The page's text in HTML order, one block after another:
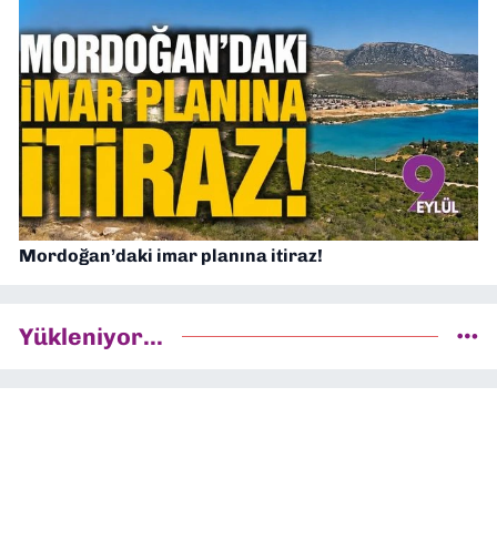
Mordoğan’daki imar planına itiraz!
Yükleniyor...